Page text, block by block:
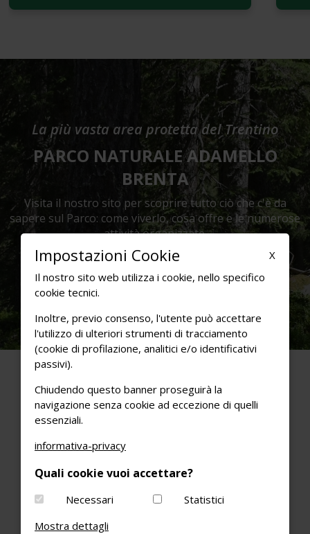
La più vasta area protetta del Trentino
PARCO NATURALE ADAMELLO
BRENTA
Visita il nostro sito per scoprire tutto ciò che c'è da
sapere sul Parco: come viverlo, cosa offre e le numerose
attività organizzate.
Visita il sito
PARCO NATURALE ADAMELLO BRENTA
X
Impostazioni Cookie
Il nostro sito web utilizza i cookie, nello specifico
cookie tecnici.
Inoltre, previo consenso, l'utente può accettare
l'utilizzo di ulteriori strumenti di tracciamento
(cookie di profilazione, analitici e/o identificativi
passivi).
Chiudendo questo banner proseguirà la
navigazione senza cookie ad eccezione di quelli
essenziali.
informativa-privacy
Quali cookie vuoi accettare?
Necessari
Statistici
Mostra dettagli